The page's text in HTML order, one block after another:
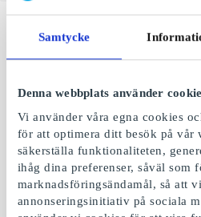
Samtycke
Denna webbplats använder
Vi använder våra egna cookies
för att optimera ditt besök på vår
säkerställa funktionaliteten,
ihåg dina preferenser, såväl som
marknadsföringsändamål, så att
annonseringsinitiativ på sociala